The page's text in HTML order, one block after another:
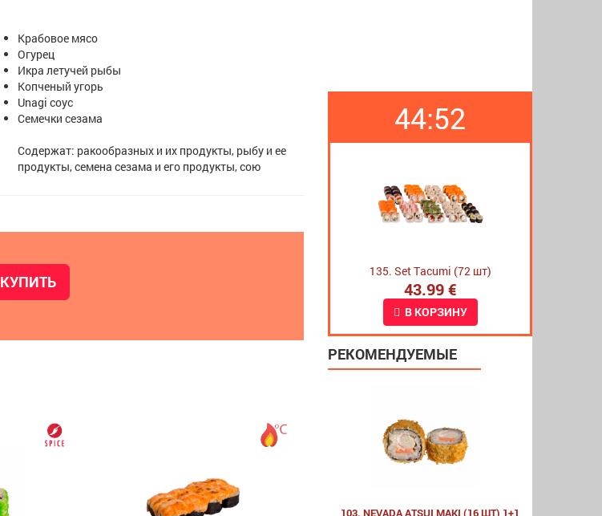
44:52
135. Set Tacumi (72 шт)
43.99 €
В КОРЗИНУ
РЕКОМЕНДУЕМЫЕ
103. NEVADA ATSUI MAKI (16 ШТ) 1+1
Крабовое мясо
Огурец
Икра летучей рыбы
Копченый угорь
Unagi соус
Семечки сезама
Содержат: ракообразных и их продукты, рыбу и ее
продукты, семена сезама и его продукты, сою
КУПИТЬ